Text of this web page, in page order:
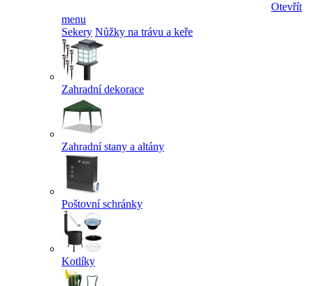
Otevřít
menu
Sekery Nůžky na trávu a keře
Zahradní dekorace
Zahradní stany a altány
Poštovní schránky
Kotlíky